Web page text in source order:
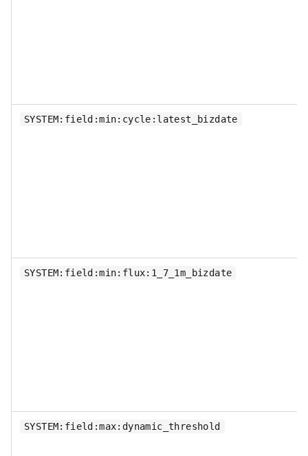
SYSTEM:field:min:cycle:latest_bizdate
SYSTEM:field:min:flux:1_7_1m_bizdate
SYSTEM:field:max:dynamic_threshold